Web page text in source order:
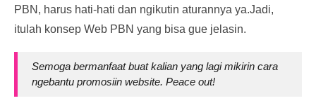
PBN, harus hati-hati dan ngikutin aturannya ya.Jadi,
itulah konsep Web PBN yang bisa gue jelasin.
Semoga bermanfaat buat kalian yang lagi mikirin cara
ngebantu promosiin website. Peace out!